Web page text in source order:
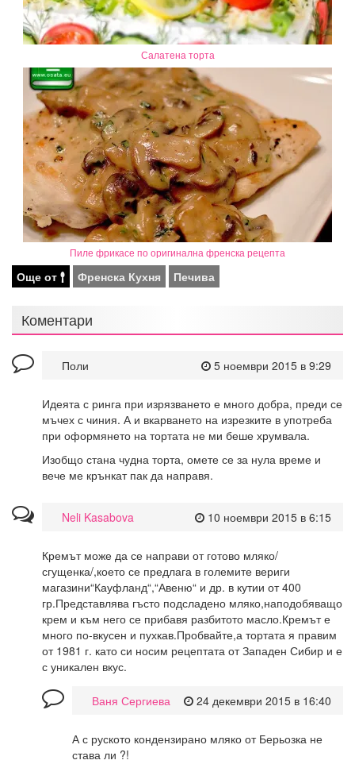
Салатена торта
Пиле фрикасе по оригинална френска рецепта
Още от Френска Кухня Печива
Коментари
5 ноември 2015 в 9:29
Поли
Идеята с ринга при изрязването е много добра, преди се
мъчех с чиния. А и вкарването на изрезките в употреба
при оформянето на тортата не ми беше хрумвала.
Изобщо стана чудна торта, омете се за нула време и
вече ме крънкат пак да направя.
10 ноември 2015 в 6:15
Neli Kasabova
Кремът може да се направи от готово мляко/
сгущенка/,което се предлага в големите вериги
магазини“Кауфланд“,“Авеню“ и др. в кутии от 400
гр.Представлява гъсто подсладено мляко,наподобяващо
крем и към него се прибавя разбитото масло.Кремът е
много по-вкусен и пухкав.Пробвайте,а тортата я правим
от 1981 г. като си носим рецептата от Западен Сибир и е
с уникален вкус.
24 декември 2015 в 16:40
Ваня Сергиева
А с руското кондензирано мляко от Берьозка не
става ли ?!